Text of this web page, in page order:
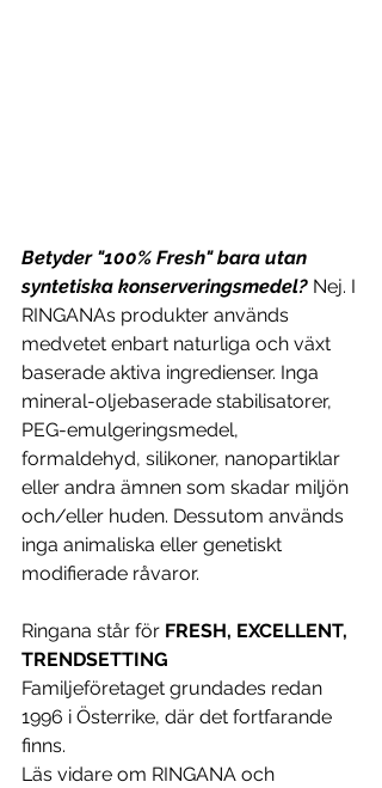
Betyder "100% Fresh" bara utan
syntetiska konserveringsmedel? Nej. I
RINGANAs produkter används
medvetet enbart naturliga och växt
baserade aktiva ingredienser. Inga
mineral-oljebaserade stabilisatorer,
PEG-emulgeringsmedel,
formaldehyd, silikoner, nanopartiklar
eller andra ämnen som skadar miljön
och/eller huden. Dessutom används
inga animaliska eller genetiskt
modifierade råvaror.
Ringana står för FRESH, EXCELLENT,
TRENDSETTING
Familjeföretaget grundades redan
1996 i Österrike, där det fortfarande
finns.
Läs vidare om RINGANA och